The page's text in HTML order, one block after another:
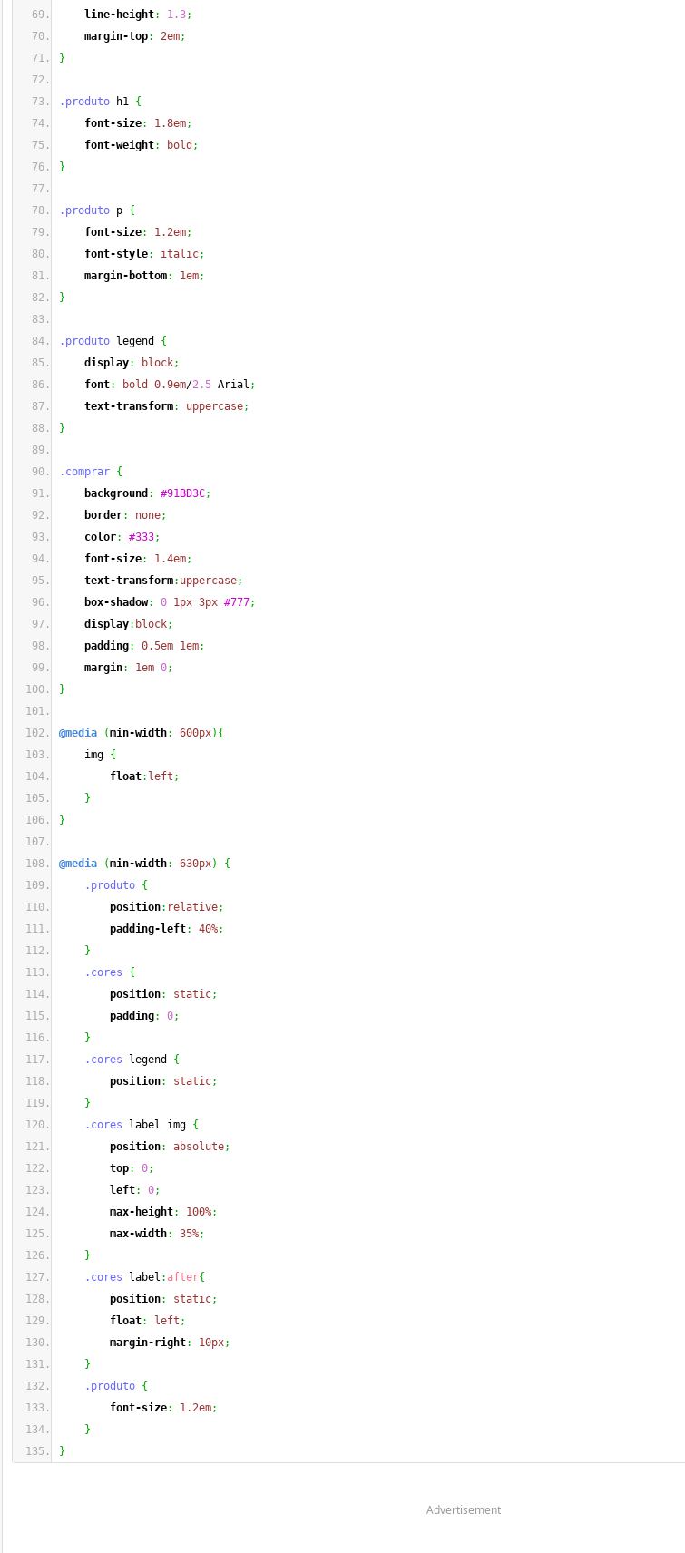
line-height: 1.3;
margin-top: 2em;
}
.produto h1 {
font-size: 1.8em;
font-weight: bold ;
}
.produto p {
font-size: 1.2em;
font-style: italic;
margin-bottom: 1em;
}
.produto legend {
display: block;
font: bold 0.9em/2.5 Arial ;
text-transform: uppercase;
}
.comprar {
background : #91BD3C;
border: none;
color: #333;
font-size: 1.4em;
text-transform: uppercase;
box-shadow: 0 1px 3px #777;
display: block;
padding: 0.5em 1em;
margin: 1em 0;
}
@media (min-width: 600px) {
img {
float: left ;
}
}
@media (min-width: 630px)
{
.produto {
position: relative;
padding-left: 40%;
}
.cores
{
position: static;
padding: 0;
}
.cores legend {
position: static;
}
.cores label img {
position: absolute;
top: 0;
left: 0;
max-height: 100%;
max-width: 35%;
}
.cores label : after{
position: static;
float: left ;
margin-right: 10px;
}
.produto {
font-size: 1.2em;
}
}
Advertisement